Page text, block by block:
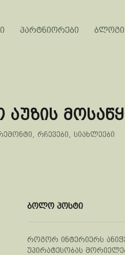
პარტნიორები ბლოგი
აუზის
რჩევები სიახლეები
ბოლო პოსტი
როგორ ინტერიერს
უპირატესობას